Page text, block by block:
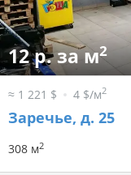
12 р. за м2
≈ 1 221 $ 4 $/м2
Заречье, д. 25
308 м2